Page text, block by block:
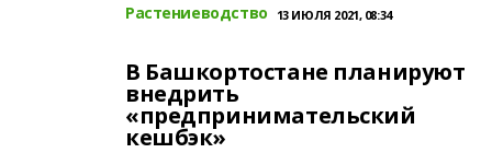
Растениеводство 13 ИЮЛЯ 2021, 08:34
В Башкортостане планируют
внедрить
«предпринимательский
кешбэк»